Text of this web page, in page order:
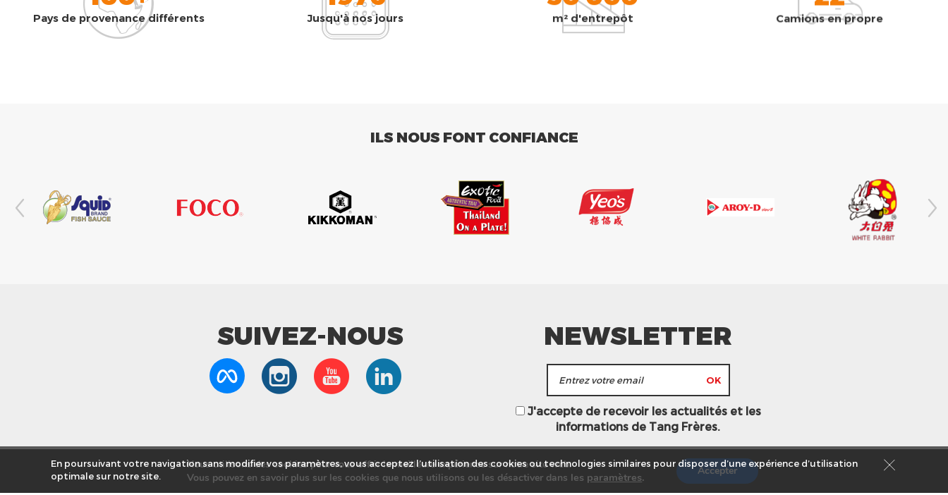
Pays de provenance différents Jusqu'à nos jours m² d'entrepôt Camions en propre
ILS NOUS FONT CONFIANCE
SUIVEZ-NOUS NEWSLETTER
J'accepte de recevoir les actualités et les
informations de Tang Frères.
Nos Magasins Service commercial
Mentions légales
En poursuivant votre navigation sans modifier vos paramètres, vous acceptez l’utilisation des cookies ou technologies similaires pour disposer d’une expérience d’utilisation
optimale sur notre site.
Nous utilisons des cookies pour vous offrir la meilleure expérience sur notre site web.
Vous pouvez en savoir plus sur les cookies que nous utilisons ou les désactiver dans les paramètres. Accepter